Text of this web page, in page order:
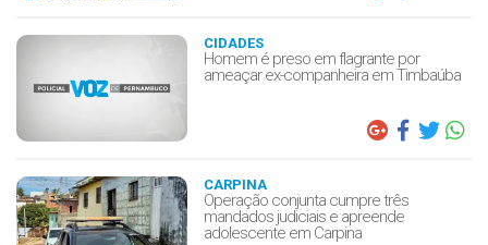
CIDADES
Homem é preso em flagrante por
ameaçar ex-companheira em Timbaúba
CARPINA
Operação conjunta cumpre três
mandados judiciais e apreende
adolescente em Carpina